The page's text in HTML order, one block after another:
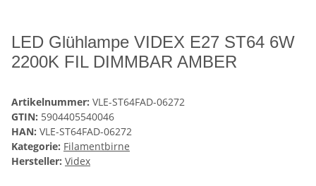
LED Glühlampe VIDEX E27 ST64 6W
2200K FIL DIMMBAR AMBER
Artikelnummer: VLE-ST64FAD-06272
GTIN: 5904405540046
HAN: VLE-ST64FAD-06272
Kategorie: Filamentbirne
Hersteller: Videx